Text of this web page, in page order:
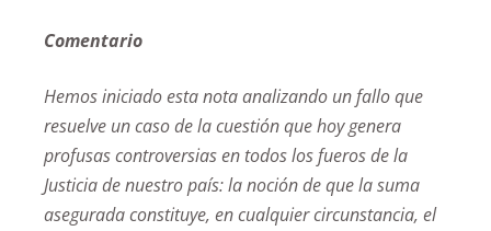
Comentario
Hemos iniciado esta nota analizando un fallo que
resuelve un caso de la cuestión que hoy genera
profusas controversias en todos los fueros de la
Justicia de nuestro país: la noción de que la suma
asegurada constituye, en cualquier circunstancia, el